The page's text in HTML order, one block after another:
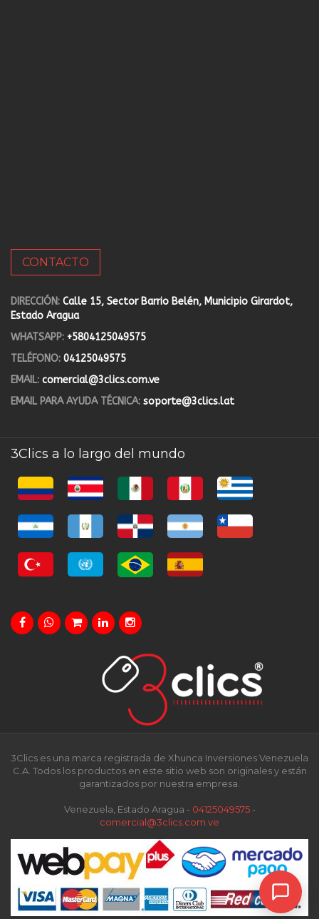
CONTACTO
DIRECCIÓN: Calle 15, Sector Barrio Belén, Municipio Girardot,
Estado Aragua
WHATSAPP: +5804125049575
TELÉFONO: 04125049575
EMAIL: comercial@3clics.com.ve
EMAIL PARA AYUDA TÉCNICA: soporte@3clics.lat
3Clics a lo largo del mundo
3Clics es una marca registrada de Xhunca Inversiones Venezuela
C.A. Todos los productos en este sitio web son originales y están
garantizados por nuestra empresa.
Venezuela, Estado Aragua - 04125049575-
comercial@3clics.com.ve